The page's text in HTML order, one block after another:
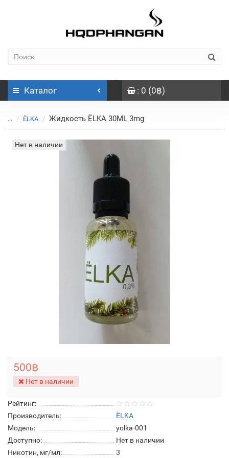
Каталог : 0 (0฿)
... ЁLKA Жидкость ЁLKA 30ML 3mg
Нет в наличии
Рейтинг:
Производитель:
ЁLKA
Модель:
yolka-001
Доступно:
Нет в наличии
Никотин, мг/мл:
3
500฿
Нет в наличии